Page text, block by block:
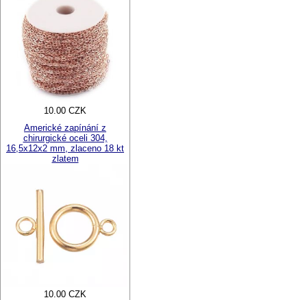
10.00 CZK
Americké zapínání z
chirurgické oceli 304,
16,5x12x2 mm, zlaceno 18 kt
zlatem
10.00 CZK